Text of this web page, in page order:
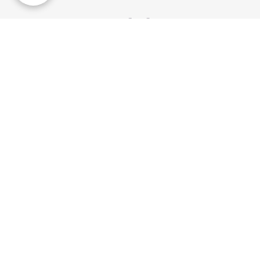
Partager cet événement